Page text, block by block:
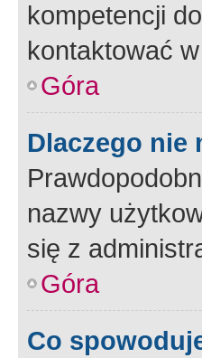
kompetencji
kontaktować
Góra
Dlaczego nie
nazwy
się z
Góra
Co